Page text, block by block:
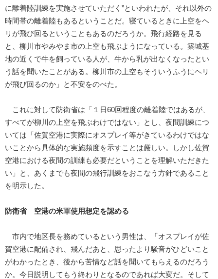
に離着陸訓練を実施させていただく”といわれたが、それ以外の
時間帯の離着陸もあるということだ。寝ているときに上空をヘ
リが飛び回るということもあるのだろうか。飛行経路を見る
と、柳川市やみやま市の上空も飛ぶようになっている。築城基
地の近くで牛を飼っている人が、牛から乳が出なくなったとい
う話を聞いたことがある。柳川市の上空もそういうふうにヘリ
が飛び回るのか」と不安をのべた。
これに対して防衛省は「１日60回程度の離着陸ではあるが、
すべてが柳川の上空を飛ぶわけではない」とし、夜間訓練につ
いては「佐賀空港に実際にオスプレイ等がきているわけではな
いことから具体的な実施頻度を示すことは厳しい。しかし佐賀
空港における夜間の訓練も必要だということを理解いただきた
い」と、あくまでも夜間の飛行訓練をおこなう方針であること
を明示した。
防衛省 空港の米軍使用想定を認める
市内で地区長を務めているという男性は、「オスプレイが佐
賀空港に配備され、飛んだあと、思ったより騒音がひどいこと
がわかったとき、後から苦情など話を聞いてもらえるのだろう
か。今日説明してもう終わりとなるのであれば大変だ。そして